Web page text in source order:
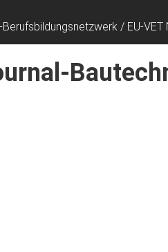
Berufsbildungsnetzwerk / EU-